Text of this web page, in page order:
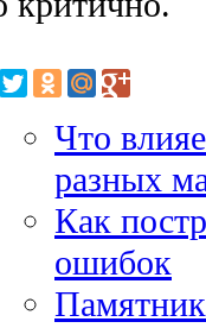
Что
разных
Как
ошибок